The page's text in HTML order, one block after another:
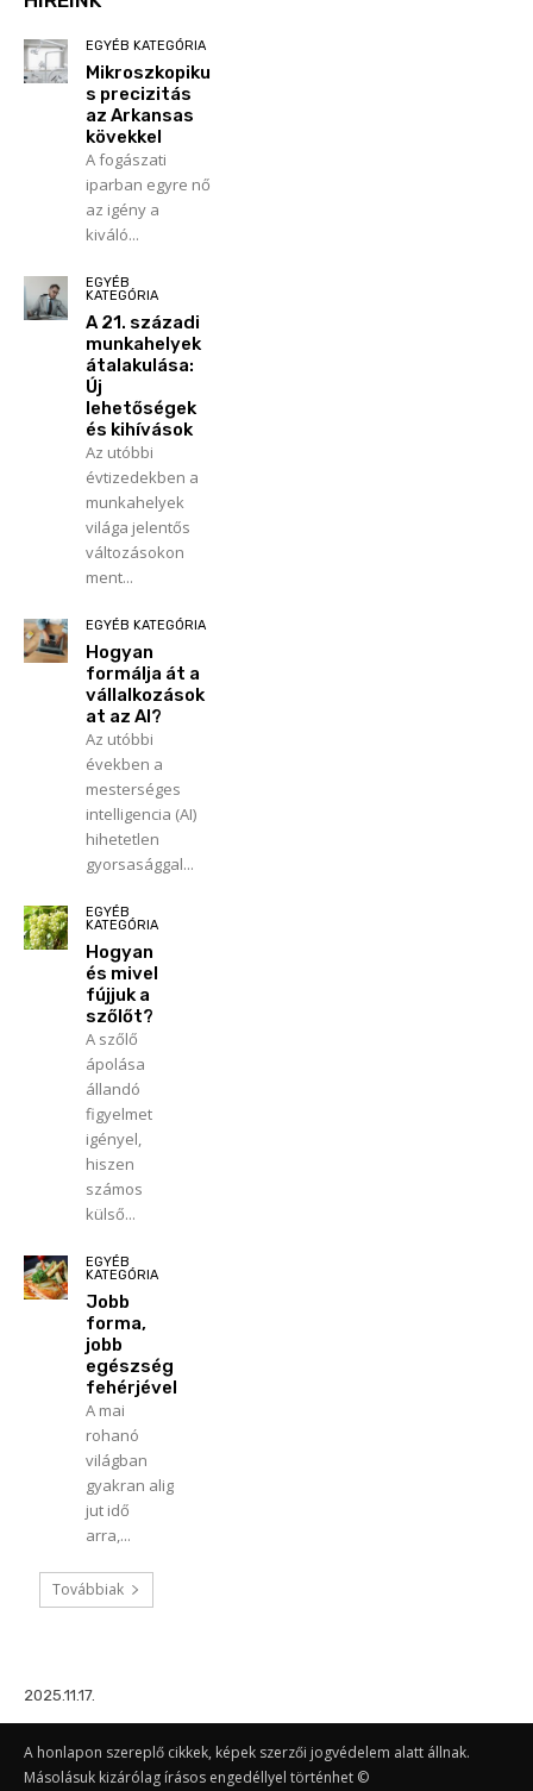
EGYÉB KATEGÓRIA
Mikroszkopiku
s precizitás
az Arkansas
kövekkel
A fogászati
iparban egyre nő
az igény a
kiváló...
EGYÉB
KATEGÓRIA
A 21. századi
munkahelyek
átalakulása:
Új
lehetőségek
és kihívások
Az utóbbi
évtizedekben a
munkahelyek
világa jelentős
változásokon
ment...
EGYÉB KATEGÓRIA
Hogyan
formálja át a
vállalkozások
at az AI?
Az utóbbi
években a
mesterséges
intelligencia (AI)
hihetetlen
gyorsasággal...
EGYÉB
KATEGÓRIA
Hogyan
és mivel
fújjuk a
szőlőt?
A szőlő
ápolása
állandó
figyelmet
igényel,
hiszen
számos
külső...
EGYÉB
KATEGÓRIA
Jobb
forma,
jobb
egészség
fehérjével
A mai
rohanó
világban
gyakran alig
jut idő
arra,...
Továbbiak
2025.11.17.
A honlapon szereplő cikkek, képek szerzői jogvédelem alatt állnak.
Másolásuk kizárólag írásos engedéllyel történhet ©